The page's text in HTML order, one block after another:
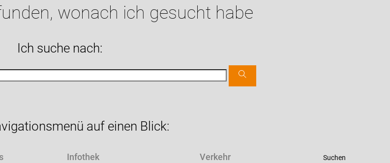
wonach ich gesucht habe
Ich suche nach:
auf einen Blick:
Infothek Verkehr Suchen